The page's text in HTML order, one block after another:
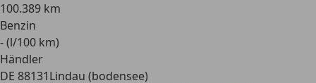
100.389 km
Benzin
- (l/100 km)
Händler
DE 88131Lindau (bodensee)